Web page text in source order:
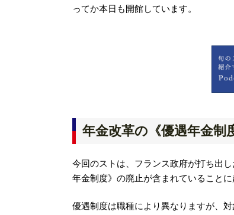
ってか本日も開館しています。
年金改革の《優遇年金制
今回のストは、フランス政府が打ち出
年金制度》の廃止が含まれていることに
優遇制度は職種により異なりますが、